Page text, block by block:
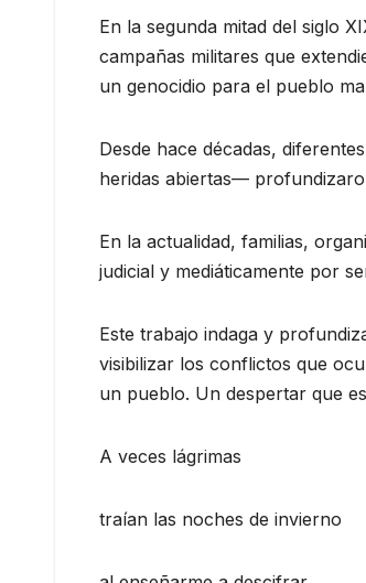
En la segunda mitad del siglo
campañas militares que
un genocidio para el pueblo
Desde hace décadas,
heridas abiertas—
En la actualidad, familias,
judicial y mediáticamente por
Este trabajo indaga y
visibilizar los conflictos que
un pueblo. Un despertar que
A veces lágrimas
traían las noches de invierno